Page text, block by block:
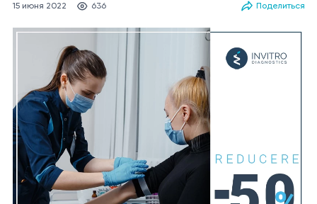
15 июня 2022 636 Поделиться